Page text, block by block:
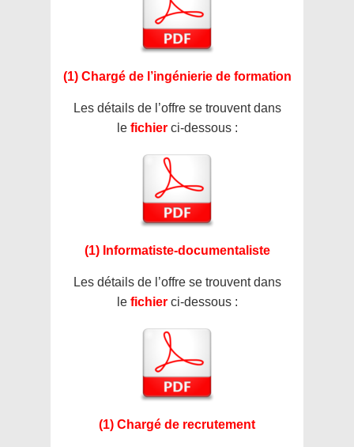
(1) Chargé de l’ingénierie de formation
Les détails de l’offre se trouvent dans
le fichier ci-dessous :
(1) Informatiste-documentaliste
Les détails de l’offre se trouvent dans
le fichier ci-dessous :
(1) Chargé de recrutement